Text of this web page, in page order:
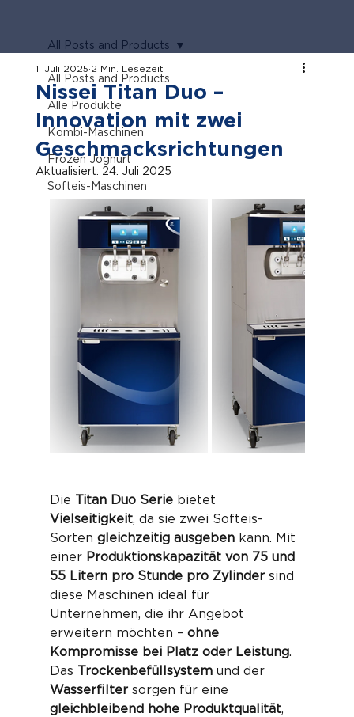
All Posts and Products
Alle Produkte
Kombi-Maschinen
Frozen Joghurt
Softeis-Maschinen
All Posts and Products
Nissei Titan Duo –
Innovation mit zwei
Geschmacksrichtungen
1. Juli 2025 2 Min. Lesezeit
Aktualisiert: 24. Juli 2025
Die Titan Duo Serie bietet
Vielseitigkeit, da sie zwei Softeis-
Sorten gleichzeitig ausgeben kann. Mit
einer Produktionskapazität von 75 und
55 Litern pro Stunde pro Zylinder sind
diese Maschinen ideal für
Unternehmen, die ihr Angebot
erweitern möchten – ohne
Kompromisse bei Platz oder Leistung.
Das Trockenbefüllsystem und der
Wasserfilter sorgen für eine
gleichbleibend hohe Produktqualität,